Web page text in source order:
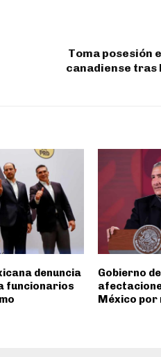
Toma posesión
canadiense tras
denuncia
funcionarios
Gobierno
México por